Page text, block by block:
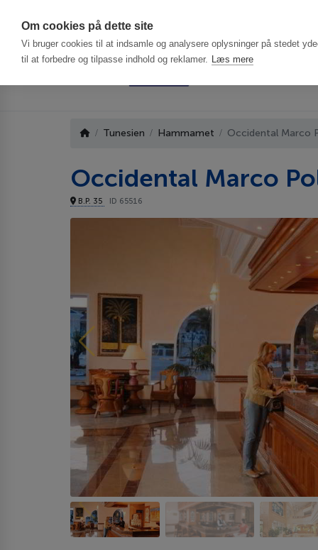
Om cookies på dette site
Vi bruger cookies til at indsamle og analysere oplysninger på stedet
til at forbedre og tilpasse indhold og reklamer. Læs mere
Tunesien Hammamet Occidental Marco
Occidental Marco
B.P. 35 ID 65516